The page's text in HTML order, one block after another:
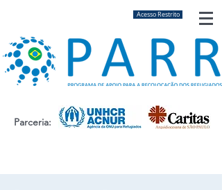
Acesso Restrito
Parceria: